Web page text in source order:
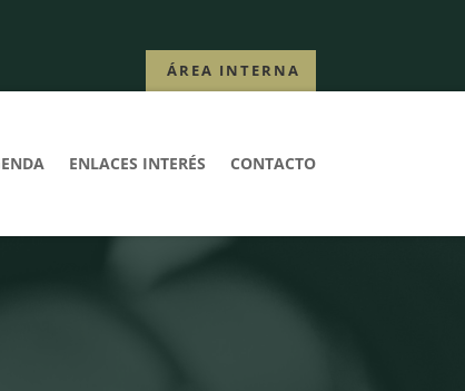
ÁREA INTERNA
ENLACES INTERÉS CONTACTO